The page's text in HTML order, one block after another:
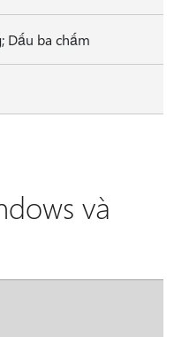
Dấu ba chấm
và